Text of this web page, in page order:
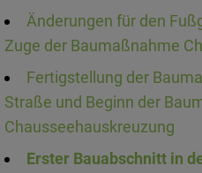
Änderungen für den
Zuge der Baumaßnahme
Fertigstellung der
Straße und Beginn der
Chausseehauskreuzung
Erster Bauabschnitt in